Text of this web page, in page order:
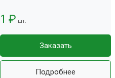
1 ₽ шт.
Заказать
Подробнее